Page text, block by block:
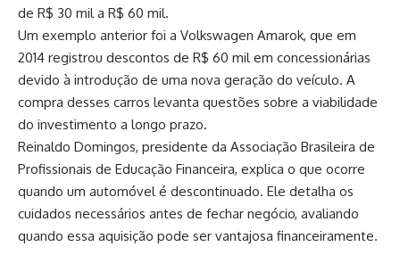
de R$ 30 mil a R$ 60 mil.
Um exemplo anterior foi a Volkswagen Amarok, que em
2014 registrou descontos de R$ 60 mil em concessionárias
devido à introdução de uma nova geração do veículo. A
compra desses carros levanta questões sobre a viabilidade
do investimento a longo prazo.
Reinaldo Domingos, presidente da Associação Brasileira de
Profissionais de Educação Financeira, explica o que ocorre
quando um automóvel é descontinuado. Ele detalha os
cuidados necessários antes de fechar negócio, avaliando
quando essa aquisição pode ser vantajosa financeiramente.